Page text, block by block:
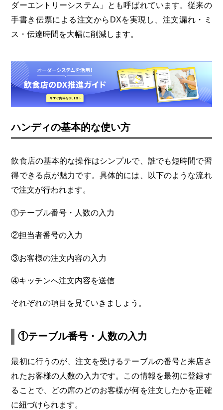
ダーエントリーシステム」とも呼ばれています。従来の
手書き伝票による注文からDXを実現し、注文漏れ・ミ
ス・伝達時間を大幅に削減します。
ハンディの基本的な使い方
飲食店の基本的な操作はシンプルで、誰でも短時間で習
得できる点が魅力です。具体的には、以下のような流れ
で注文が行われます。
①テーブル番号・人数の入力
②担当者番号の入力
③お客様の注文内容の入力
④キッチンへ注文内容を送信
それぞれの項目を見ていきましょう。
①テーブル番号・人数の入力
最初に行うのが、注文を受けるテーブルの番号と来店さ
れたお客様の人数の入力です。この情報を最初に登録す
ることで、どの席のどのお客様が何を注文したかを正確
に紐づけられます。